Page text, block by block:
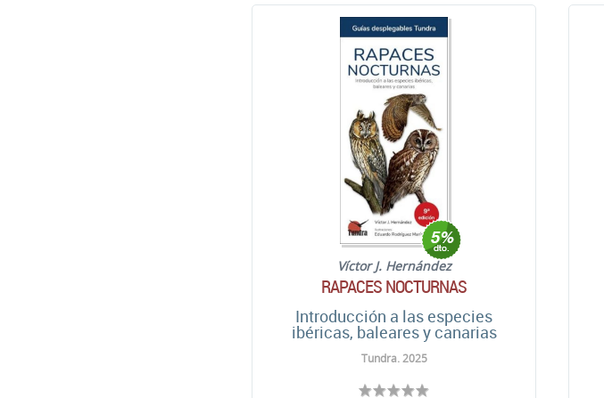
Víctor J. Hernández
RAPACES NOCTURNAS
Introducción a las especies
ibéricas, baleares y canarias
Tundra. 2025